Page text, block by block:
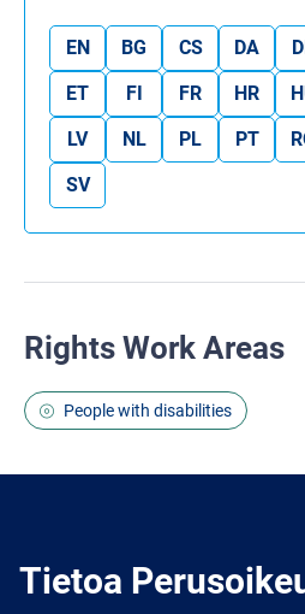
EN BG CS DA
ET
FI FR HR
LV
NL PL PT
SV
Rights Work Areas
People with disabilities
Tietoa